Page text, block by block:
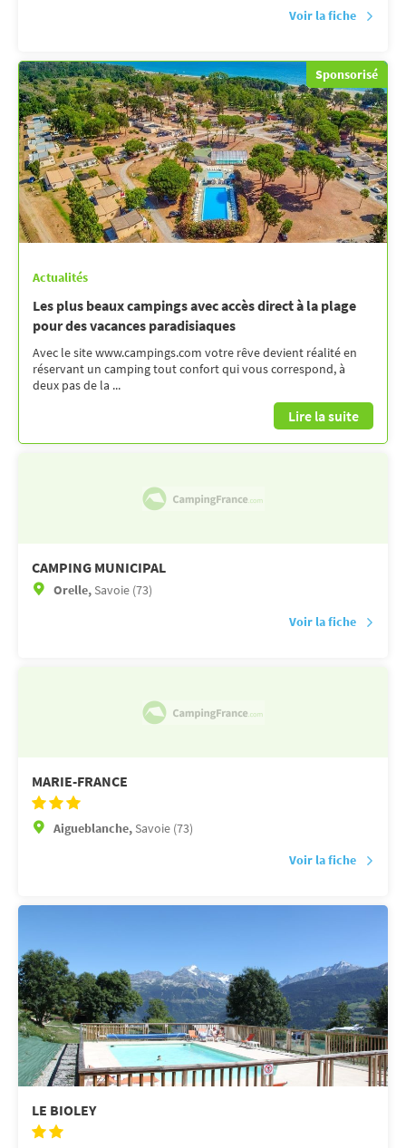
Voir la fiche
Sponsorisé
Actualités
Les plus beaux campings avec accès direct à la plage
pour des vacances paradisiaques
Avec le site www.campings.com votre rêve devient réalité en
réservant un camping tout confort qui vous correspond, à
deux pas de la ...
Lire la suite
CAMPING MUNICIPAL
Orelle, Savoie (73)
Voir la fiche
MARIE-FRANCE
Aigueblanche, Savoie (73)
Voir la fiche
LE BIOLEY